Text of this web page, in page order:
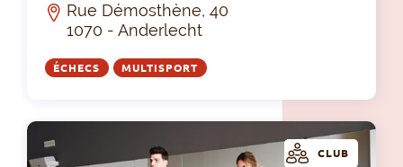
Rue Démosthène, 40
1070 - Anderlecht
ÉCHECS MULTISPORT
CLUB